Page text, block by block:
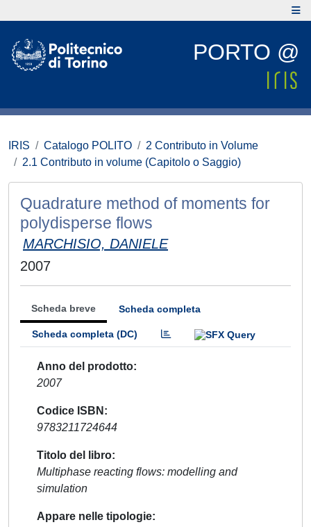
PORTO @
IRIS Catalogo POLITO
2 Contributo in Volume
2.1 Contributo in volume (Capitolo o Saggio)
Quadrature method of moments for
polydisperse flows
MARCHISIO, DANIELE
2007
Scheda breve Scheda completa
Scheda completa (DC)
Anno del prodotto
2007
Codice ISBN
9783211724644
Titolo del libro
Multiphase reacting flows: modelling and
simulation
Appare nelle tipologie